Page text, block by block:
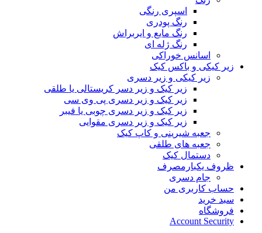
اسپری رنگی
رنگ پودری
رنگ مایع و ایربراش
رنگ ژله ای
اسانس خوراکی
زیر کیکی و باکس کیک
زیر کیکی و زیر دسری
زیر کیک و زیر دسر کریستالی یا طلقی
زیر کیک و زیر دسری پی وی سی
زیر کیک و زیر دسری چوبی یا فیبر
زیر کیک و زیر دسری مقوایی
جعبه شیرینی و کاپ کیک
جعبه های طلقی
دستمال کیک
ظروف یکبارمصرف
جام دسری
حساب کاربری من
سبد خرید
فروشگاه
Account Security